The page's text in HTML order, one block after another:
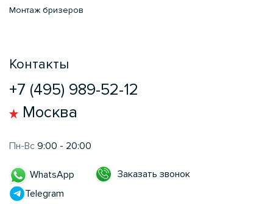
Монтаж бризеров
Контакты
+7 (495) 989-52-12
Москва
Пн-Вс 9:00 - 20:00
WhatsApp
Telegram
Заказать звонок